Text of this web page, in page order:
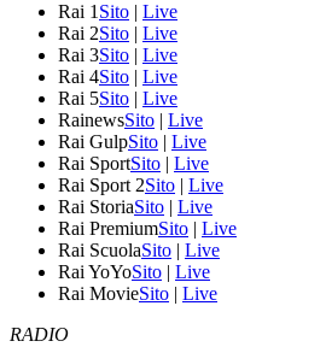
Rai 1 Sito | Live
Rai 2Sito | Live
Rai 3Sito | Live
Rai 4Sito | Live
Rai 5Sito | Live
RainewsSito | Live
Rai GulpSito | Live
Rai SportSito | Live
Rai Sport 2Sito | Live
Rai StoriaSito | Live
Rai PremiumSito | Live
Rai ScuolaSito | Live
Rai YoYoSito | Live
Rai MovieSito | Live
RADIO